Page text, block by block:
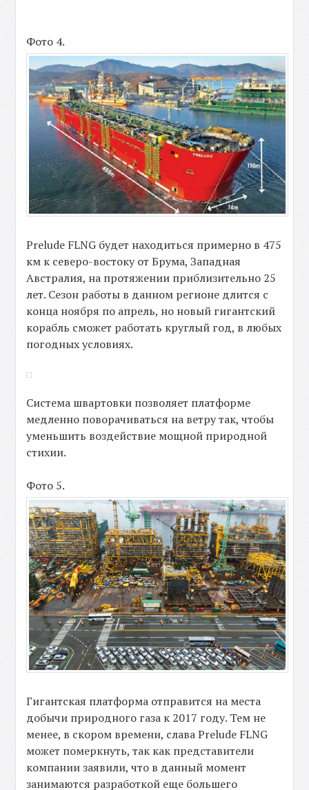
Фото 4.
Prelude FLNG будет находиться примерно в 475
км к северо-востоку от Брума, Западная
Австралия, на протяжении приблизительно 25
лет. Сезон работы в данном регионе длится с
конца ноября по апрель, но новый гигантский
корабль сможет работать круглый год, в любых
погодных условиях.
Система швартовки позволяет платформе
медленно поворачиваться на ветру так, чтобы
уменьшить воздействие мощной природной
стихии.
Фото 5.
Гигантская платформа отправится на места
добычи природного газа к 2017 году. Тем не
менее, в скором времени, слава Prelude FLNG
может померкнуть, так как представители
компании заявили, что в данный момент
занимаются разработкой еще большего